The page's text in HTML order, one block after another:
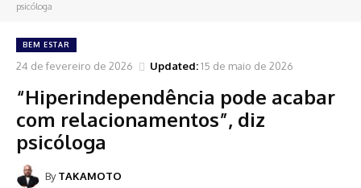
psicóloga
BEM ESTAR
24 de fevereiro de 2026 Updated:15 de maio de 2026
“Hiperindependência pode acabar
com relacionamentos”, diz
psicóloga
By TAKAMOTO